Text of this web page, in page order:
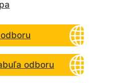
odboru